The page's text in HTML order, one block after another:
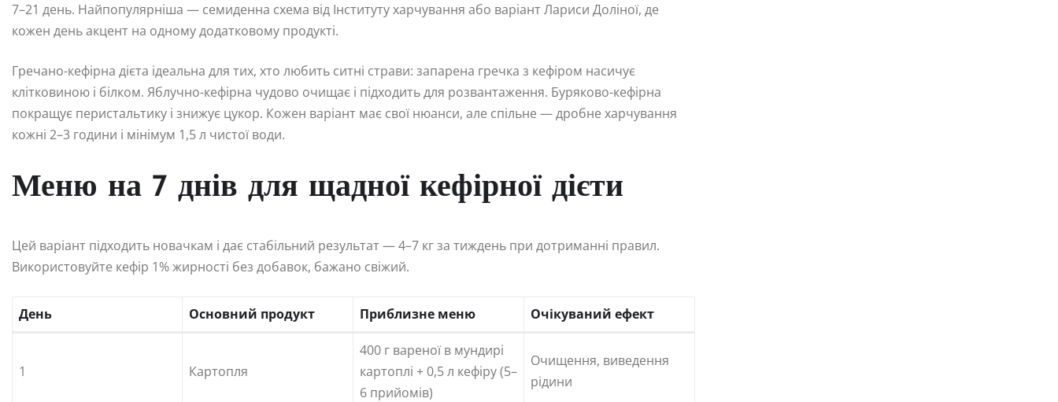
7–21 день. Найпопулярніша — семиденна схема від Інституту харчування або варіант Лариси Доліної, де
кожен день акцент на одному додатковому продукті.
Гречано-кефірна дієта ідеальна для тих, хто любить ситні страви: запарена гречка з кефіром насичує
клітковиною і білком. Яблучно-кефірна чудово очищає і підходить для розвантаження. Буряково-кефірна
покращує перистальтику і знижує цукор. Кожен варіант має свої нюанси, але спільне — дробне харчування
кожні 2–3 години і мінімум 1,5 л чистої води.
Меню на 7 днів для щадної кефірної дієти
Цей варіант підходить новачкам і дає стабільний результат — 4–7 кг за тиждень при дотриманні правил.
Використовуйте кефір 1% жирності без добавок, бажано свіжий.
День Основний продукт Приблизне меню Очікуваний ефект
1 Картопля
400 г вареної в мундирі
картоплі + 0,5 л кефіру (5–
6 прийомів)
Очищення, виведення
рідини